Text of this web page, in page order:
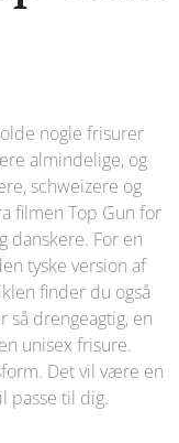
nogle frisurer
almindelige, og
schweizere og
filmen Top Gun for
danskere. For en
tyske version af
finder du også
så drengeagtig, en
unisex frisure.
Det vil være en
passe til dig.